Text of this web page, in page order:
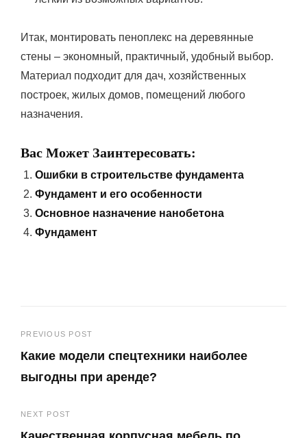
Итак, монтировать пеноплекс на деревянные
стены – экономный, практичный, удобный выбор.
Материал подходит для дач, хозяйственных
построек, жилых домов, помещений любого
назначения.
Вас Может Заинтересовать:
Ошибки в строительстве фундамента
Фундамент и его особенности
Основное назначение нанобетона
Фундамент
Навигация
по
PREVIOUS POST
Какие модели спецтехники наиболее
выгодны при аренде?
Post
NEXT POST